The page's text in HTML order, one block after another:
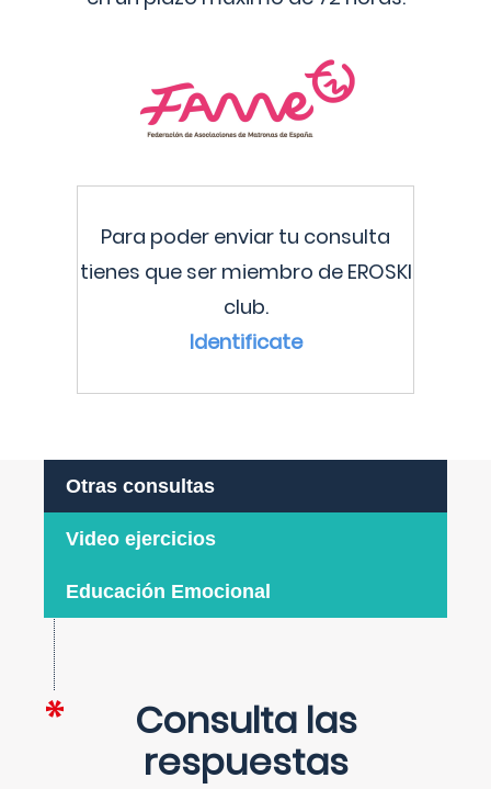
Para poder enviar tu consulta
tienes que ser miembro de EROSKI
club.
Identificate
Otras consultas
Video ejercicios
Educación Emocional
Consulta las
respuestas